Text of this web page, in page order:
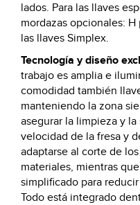
lados. Para las llaves
mordazas opcionales: H
las llaves Simplex.
Tecnología y diseño
trabajo es amplia e
comodidad también
manteniendo la zona
asegurar la limpieza y
velocidad de la fresa y
adaptarse al corte de
materiales, mientras
simplificado para
Todo está integrado